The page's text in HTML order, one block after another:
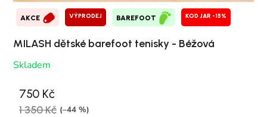
AKCE VÝPRODEJ BAREFOOT KOD JAR -15%
MILASH dětské barefoot tenisky - Béžová
Skladem
750 Kč
1 350 Kč (–44 %)